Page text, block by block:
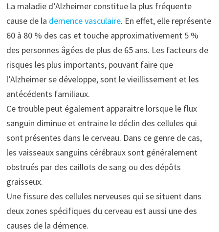
La maladie d’Alzheimer constitue la plus fréquente
cause de la demence vasculaire. En effet, elle représente
60 à 80 % des cas et touche approximativement 5 %
des personnes âgées de plus de 65 ans. Les facteurs de
risques les plus importants, pouvant faire que
l’Alzheimer se développe, sont le vieillissement et les
antécédents familiaux.
Ce trouble peut également apparaitre lorsque le flux
sanguin diminue et entraine le déclin des cellules qui
sont présentes dans le cerveau. Dans ce genre de cas,
les vaisseaux sanguins cérébraux sont généralement
obstrués par des caillots de sang ou des dépôts
graisseux.
Une fissure des cellules nerveuses qui se situent dans
deux zones spécifiques du cerveau est aussi une des
causes de la démence.